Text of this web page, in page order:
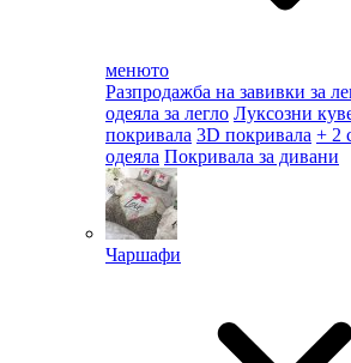
менюто
Разпродажба на завивки за
одеяла за легло Луксозни
покривала 3D покривала + 2
одеяла Покривала за дивани
Чаршафи